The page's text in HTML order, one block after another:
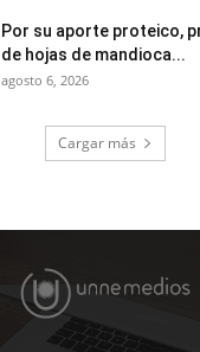
Por su aporte proteico,
de hojas de mandioca...
agosto 6, 2026
Cargar más